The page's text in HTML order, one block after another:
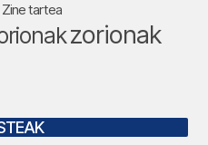
Zine tartea
zorionak